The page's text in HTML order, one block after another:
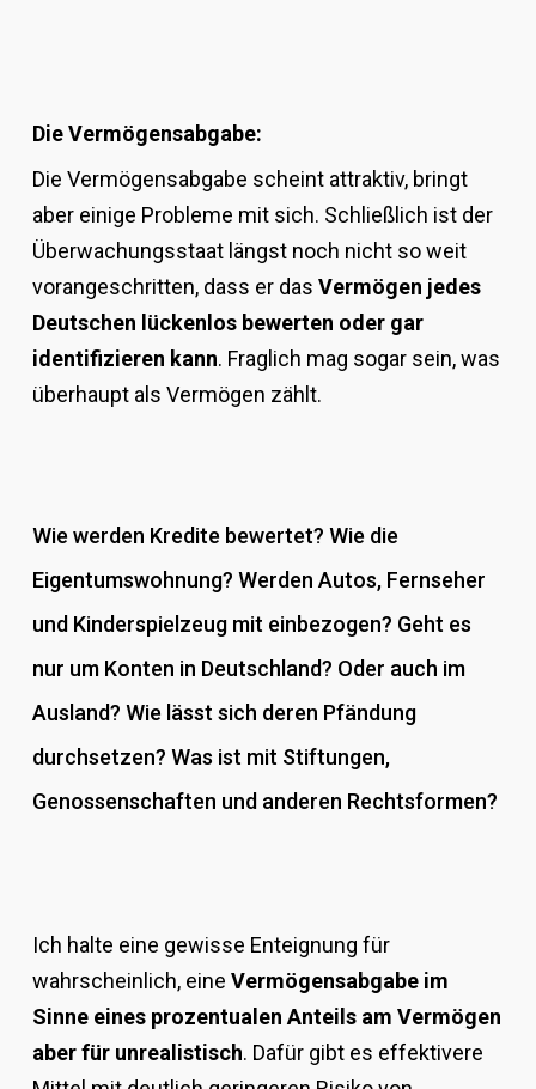
Die Vermögensabgabe:
Die Vermögensabgabe scheint attraktiv, bringt
aber einige Probleme mit sich. Schließlich ist der
Überwachungsstaat längst noch nicht so weit
vorangeschritten, dass er das Vermögen jedes
Deutschen lückenlos bewerten oder gar
identifizieren kann. Fraglich mag sogar sein, was
überhaupt als Vermögen zählt.
Wie werden Kredite bewertet? Wie die
Eigentumswohnung? Werden Autos, Fernseher
und Kinderspielzeug mit einbezogen? Geht es
nur um Konten in Deutschland? Oder auch im
Ausland? Wie lässt sich deren Pfändung
durchsetzen? Was ist mit Stiftungen,
Genossenschaften und anderen Rechtsformen?
Ich halte eine gewisse Enteignung für
wahrscheinlich, eine Vermögensabgabe im
Sinne eines prozentualen Anteils am Vermögen
aber für unrealistisch. Dafür gibt es effektivere